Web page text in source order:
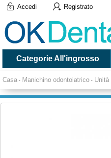
Accedi Registrato
Categorie All'ingrosso
Casa - Manichino odontoiatrico - Unità